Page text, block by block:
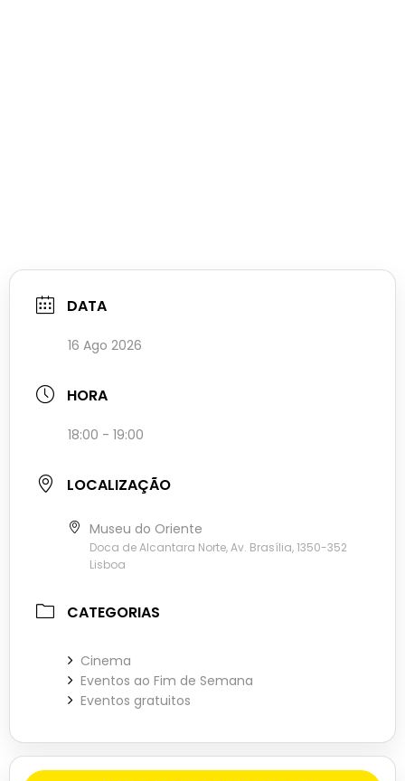
DATA
16 Ago 2026
HORA
18:00 - 19:00
LOCALIZAÇÃO
Museu do Oriente
Doca de Alcantara Norte, Av. Brasília, 1350-352
Lisboa
CATEGORIAS
Cinema
Eventos ao Fim de Semana
Eventos gratuitos